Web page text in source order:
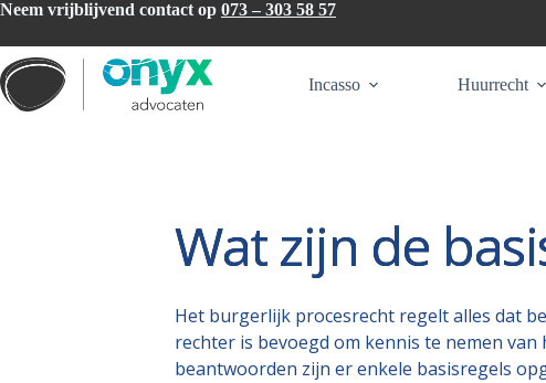
Ga
de
inhoud
Neem vrijblijvend contact op 073 – 303 58 57
Incasso Huurrecht
Wat zijn de
Het burgerlijk procesrecht regelt alles dat
rechter is bevoegd om kennis te nemen
beantwoorden zijn er enkele basisregels